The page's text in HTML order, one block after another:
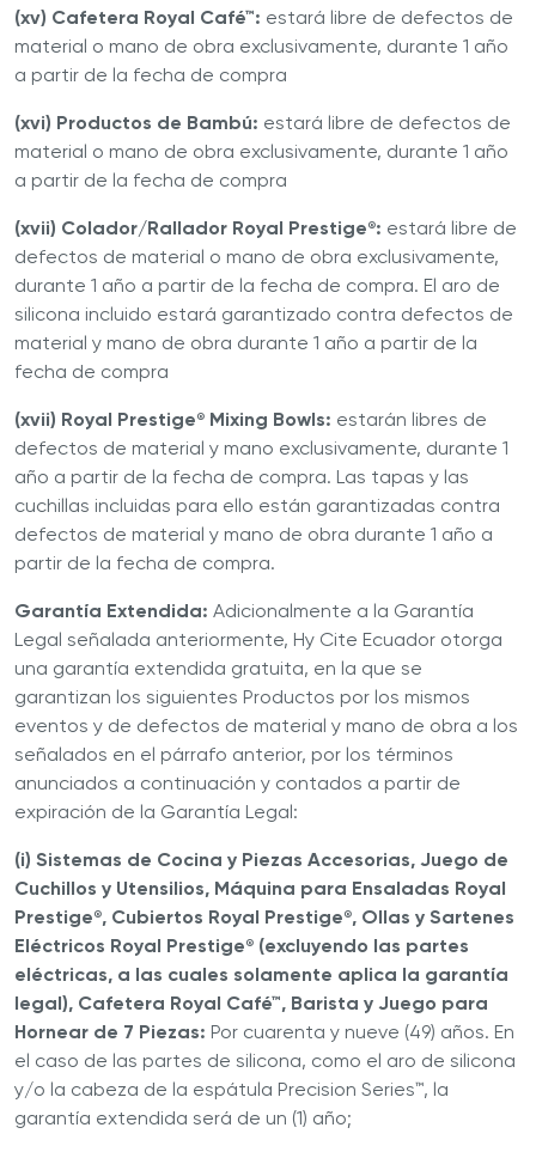
(xv) Cafetera Royal Café™: estará libre de defectos de
material o mano de obra exclusivamente, durante 1 año
a partir de la fecha de compra
(xvi) Productos de Bambú: estará libre de defectos de
material o mano de obra exclusivamente, durante 1 año
a partir de la fecha de compra
(xvii) Colador/Rallador Royal Prestige ®: estará libre de
defectos de material o mano de obra exclusivamente,
durante 1 año a partir de la fecha de compra. El aro de
silicona incluido estará garantizado contra defectos de
material y mano de obra durante 1 año a partir de la
fecha de compra
(xvii) Royal Prestige ® Mixing Bowls: estarán libres de
defectos de material y mano exclusivamente, durante 1
año a partir de la fecha de compra. Las tapas y las
cuchillas incluidas para ello están garantizadas contra
defectos de material y mano de obra durante 1 año a
partir de la fecha de compra.
Garantía Extendida: Adicionalmente a la Garantía
Legal señalada anteriormente, Hy Cite Ecuador otorga
una garantía extendida gratuita, en la que se
garantizan los siguientes Productos por los mismos
eventos y de defectos de material y mano de obra a los
señalados en el párrafo anterior, por los términos
anunciados a continuación y contados a partir de
expiración de la Garantía Legal:
(i) Sistemas de Cocina y Piezas Accesorias, Juego de
Cuchillos y Utensilios, Máquina para Ensaladas Royal
Prestige ®, Cubiertos Royal Prestige ®, Ollas y Sartenes
Eléctricos Royal Prestige ® (excluyendo las partes
eléctricas, a las cuales solamente aplica la garantía
legal), Cafetera Royal Café™, Barista y Juego para
Hornear de 7 Piezas: Por cuarenta y nueve (49) años. En
el caso de las partes de silicona, como el aro de silicona
y/o la cabeza de la espátula Precision Series™, la
garantía extendida será de un (1) año;